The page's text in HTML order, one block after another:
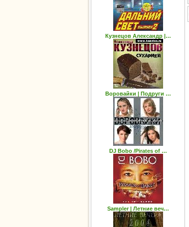
Кузнецов Александр |…
Воровайки | Подруги …
DJ Bobo /Pirates of …
Sampler | Летние веч…